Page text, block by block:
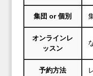
集団 or 個別
オンラインレ
ッスン
予約方法